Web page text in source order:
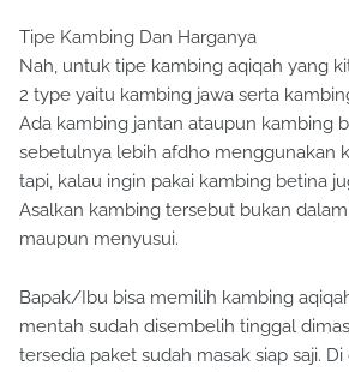
Tipe Kambing Dan Harganya
Nah, untuk tipe kambing aqiqah yang
2 type yaitu kambing jawa serta
Ada kambing jantan ataupun kambing
sebetulnya lebih afdho menggunakan
tapi, kalau ingin pakai kambing betina
Asalkan kambing tersebut bukan
maupun menyusui.
Bapak/Ibu bisa memilih kambing
mentah sudah disembelih tinggal
tersedia paket sudah masak siap saji.